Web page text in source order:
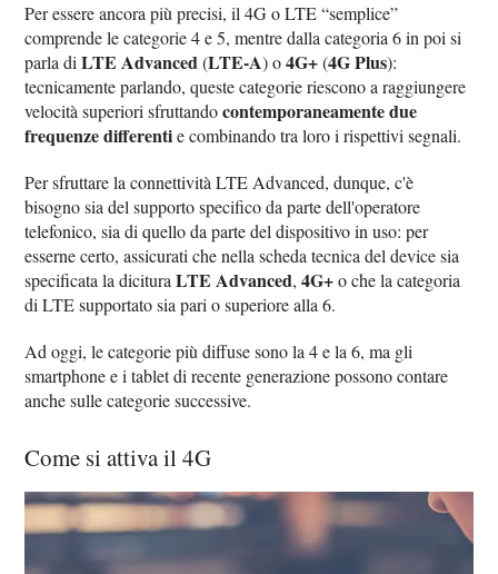
Per essere ancora più precisi, il 4G o LTE “semplice”
comprende le categorie 4 e 5, mentre dalla categoria 6 in poi si
parla diLTE Advanced(LTE-A) o4G+(4G Plus):
tecnicamente parlando, queste categorie riescono a raggiungere
velocità superiori sfruttandocontemporaneamente due
frequenze differentie combinando tra loro i rispettivi segnali.
Per sfruttare la connettività LTE Advanced, dunque, c'è
bisogno sia del supporto specifico da parte dell'operatore
telefonico, sia di quello da parte del dispositivo in uso: per
esserne certo, assicurati che nella scheda tecnica del device sia
specificata la dicituraLTE Advanced,4G+o che la categoria
di LTE supportato sia pari o superiore alla 6.
Ad oggi, le categorie più diffuse sono la 4 e la 6, ma gli
smartphone e i tablet di recente generazione possono contare
anche sulle categorie successive.
Come si attiva il 4G